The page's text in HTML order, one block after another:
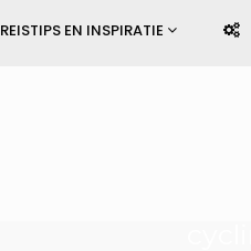
REISTIPS EN INSPIRATIE